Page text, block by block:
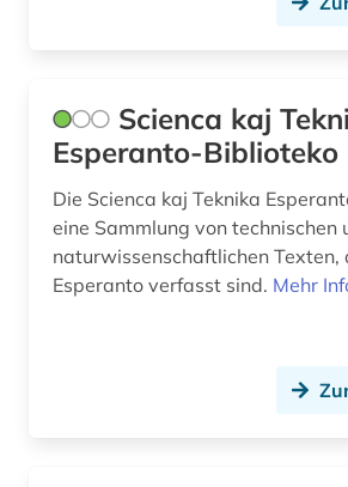
tiere (1)
umweltschutz (1)
umwelttechnik (1)
umweltwissenschaften (1)
Scienca kaj
Esperanto-Biblioteko
Die Scienca kaj Teknika
eine Sammlung von technischen
naturwissenschaftlichen Texten,
Esperanto verfasst sind. Mehr